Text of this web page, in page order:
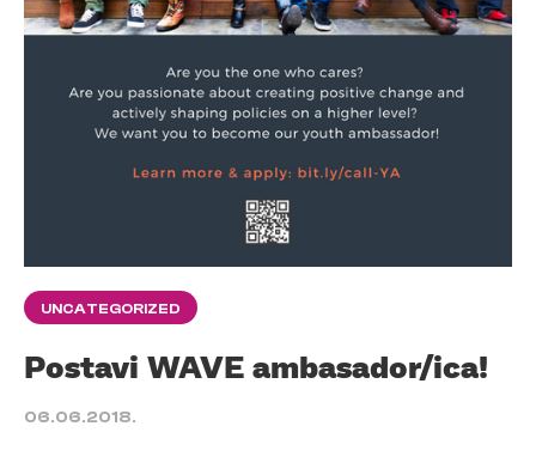
UNCATEGORIZED
Postavi WAVE ambasador/ica!
06.06.2018.